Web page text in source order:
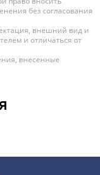
без согласования
внешний вид и
и отличаться от
внесенные